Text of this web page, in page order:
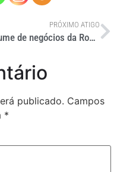
PRÓXIMO ATIGO
Volume de negócios da Rodobens Consórcio soma cerca de R$ 2,4 bilhões no acumulado de 2011
publicado. Campos
*